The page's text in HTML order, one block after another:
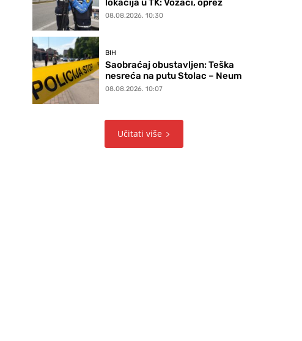
lokacija u TK: Vozači, oprez
08.08.2026. 10:30
BIH
Saobraćaj obustavljen: Teška
nesreća na putu Stolac – Neum
08.08.2026. 10:07
Učitati više